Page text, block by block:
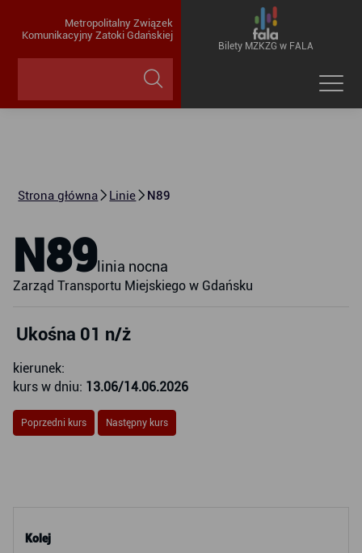
Metropolitalny Związek
Komunikacyjny Zatoki Gdańskiej
Bilety MZKZG w FALA
Strona główna Linie N89
Kolej
N89 linia nocna
Zarząd Transportu Miejskiego w Gdańsku
Ukośna 01 n/ż
kierunek:
kurs w dniu: 13.06/14.06.2026
Poprzedni kurs Następny kurs